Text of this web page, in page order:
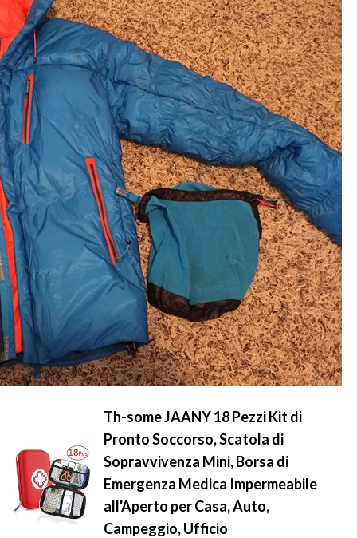
Th-some JAANY 18 Pezzi Kit di
Pronto Soccorso, Scatola di
Sopravvivenza Mini, Borsa di
Emergenza Medica Impermeabile
all'Aperto per Casa, Auto,
Campeggio, Ufficio